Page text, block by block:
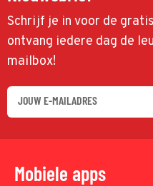
Schrijf je in voor de
ontvang iedere dag de
mailbox!
Mobiele apps